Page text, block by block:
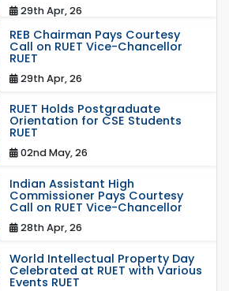
29th Apr, 26
REB Chairman Pays Courtesy
Call on RUET Vice-Chancellor
RUET
29th Apr, 26
RUET Holds Postgraduate
Orientation for CSE Students
RUET
02nd May, 26
Indian Assistant High
Commissioner Pays Courtesy
Call on RUET Vice-Chancellor
28th Apr, 26
World Intellectual Property Day
Celebrated at RUET with Various
Events RUET